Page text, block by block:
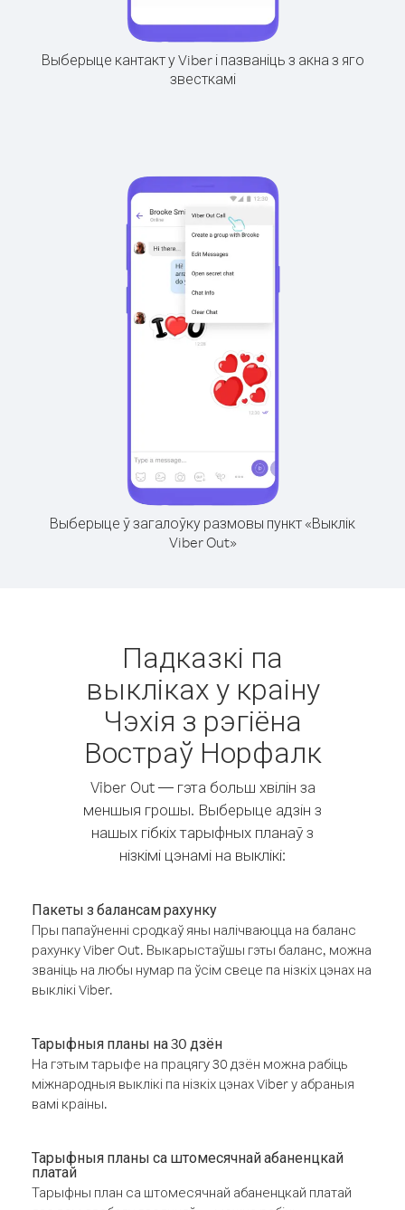
Выберыце кантакт у Viber і пазваніць з акна з яго
звесткамі
Выберыце ў загалоўку размовы пункт «Выклік
Viber Out»
Падказкі па
выкліках у краіну
Чэхія з рэгіёна
Востраў Норфалк
Viber Out — гэта больш хвілін за
меншыя грошы. Выберыце адзін з
нашых гібкіх тарыфных планаў з
нізкімі цэнамі на выклікі:
Пакеты з балансам рахунку
Пры папаўненні сродкаў яны налічваюцца на баланс
рахунку Viber Out. Выкарыстаўшы гэты баланс, можна
званіць на любы нумар па ўсім свеце па нізкіх цэнах на
выклікі Viber.
Тарыфныя планы на 30 дзён
На гэтым тарыфе на працягу 30 дзён можна рабіць
міжнародныя выклікі па нізкіх цэнах Viber у абраныя
вамі краіны.
Тарыфныя планы са штомесячнай абаненцкай
платай
Тарыфны план са штомесячнай абаненцкай платай